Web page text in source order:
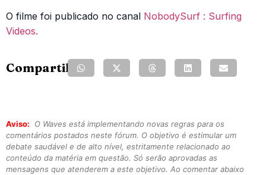
O filme foi publicado no canal NobodySurf : Surfing
Videos.
Compartilhe:
Aviso:
O Waves está implementando novas regras para os
comentários postados neste fórum. O objetivo é estimular um
debate saudável e de alto nível, estritamente relacionado ao
conteúdo da matéria em questão. Só serão aprovadas as
mensagens que atenderem a este objetivo. Ao comentar abaixo